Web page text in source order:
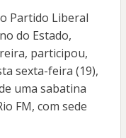
Partido Liberal
do Estado,
participou,
sexta-feira (19),
uma sabatina
FM, com sede